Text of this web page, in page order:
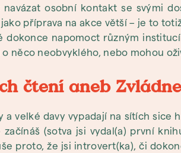
osobní kontakt se svými
příprava na akce větší – je to
dokonce napomoct různým
něco neobvyklého, nebo mohou
čtení aneb
a velké davy vypadají na sítích sice
(sotva jsi vydal(a) první
proto, že jsi introvert(ka), či